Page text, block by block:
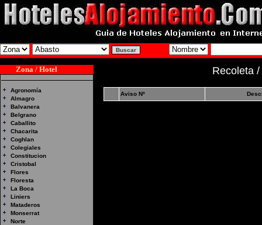
Zona / Hotel
Agronomía
Almagro
Balvanera
Belgrano
Caballito
Chacarita
Coghlan
Colegiales
Constitucion
Cristobal
Flores
Floresta
La Boca
Liniers
Mataderos
Monserrat
Norte
Recoleta
Aviso Nº